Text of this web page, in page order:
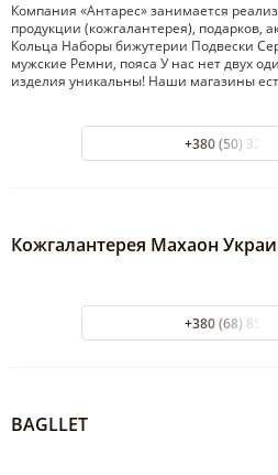
Компания «Антарес» занимается
продукции (кожгалантерея), подарков,
Кольца Наборы бижутерии Подвески
мужские Ремни, пояса У нас нет двух
изделия уникальны! Наши магазины
+380 (50) 320-
Кожгалантерея Махаон
+380 (68) 857-
BAGLLET